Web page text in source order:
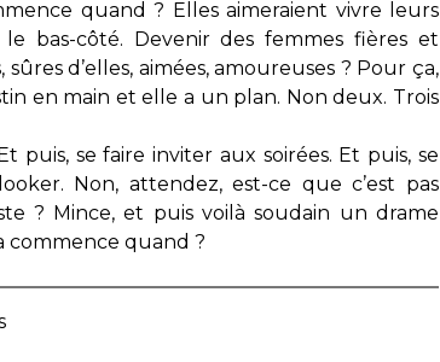
quand ? Elles aimeraient vivre leurs
bas-côté. Devenir des femmes fières et
d’elles, aimées, amoureuses ? Pour ça,
en main et elle a un plan. Non deux. Trois
puis, se faire inviter aux soirées. Et puis, se
Non, attendez, est-ce que c’est pas
? Mince, et puis voilà soudain un drame
commence quand ?